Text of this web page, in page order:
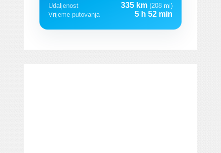
Udaljenost 335 km (208 mi)
Vrijeme putovanja
5 h 52 min